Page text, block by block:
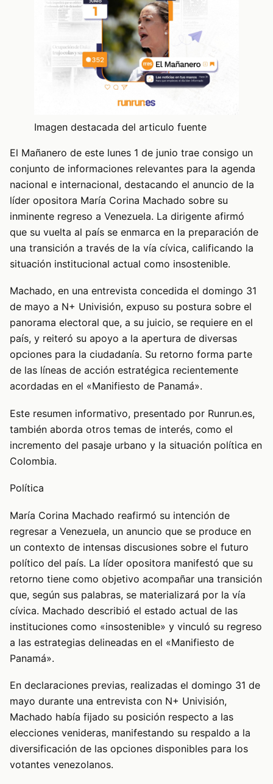
Imagen destacada del articulo fuente
El Mañanero de este lunes 1 de junio trae consigo un
conjunto de informaciones relevantes para la agenda
nacional e internacional, destacando el anuncio de la
líder opositora María Corina Machado sobre su
inminente regreso a Venezuela. La dirigente afirmó
que su vuelta al país se enmarca en la preparación de
una transición a través de la vía cívica, calificando la
situación institucional actual como insostenible.
Machado, en una entrevista concedida el domingo 31
de mayo a N+ Univisión, expuso su postura sobre el
panorama electoral que, a su juicio, se requiere en el
país, y reiteró su apoyo a la apertura de diversas
opciones para la ciudadanía. Su retorno forma parte
de las líneas de acción estratégica recientemente
acordadas en el «Manifiesto de Panamá».
Este resumen informativo, presentado por Runrun.es,
también aborda otros temas de interés, como el
incremento del pasaje urbano y la situación política en
Colombia.
Política
María Corina Machado reafirmó su intención de
regresar a Venezuela, un anuncio que se produce en
un contexto de intensas discusiones sobre el futuro
político del país. La líder opositora manifestó que su
retorno tiene como objetivo acompañar una transición
que, según sus palabras, se materializará por la vía
cívica. Machado describió el estado actual de las
instituciones como «insostenible» y vinculó su regreso
a las estrategias delineadas en el «Manifiesto de
Panamá».
En declaraciones previas, realizadas el domingo 31 de
mayo durante una entrevista con N+ Univisión,
Machado había fijado su posición respecto a las
elecciones venideras, manifestando su respaldo a la
diversificación de las opciones disponibles para los
votantes venezolanos.